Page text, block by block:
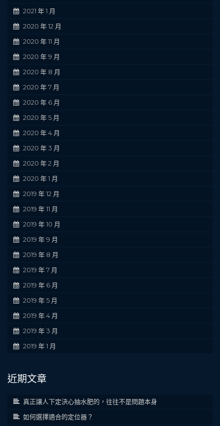
2021 年 1 月
2020 年 12 月
2020 年 11 月
2020 年 9 月
2020 年 8 月
2020 年 7 月
2020 年 6 月
2020 年 5 月
2020 年 4 月
2020 年 3 月
2020 年 2 月
2020 年 1 月
2019 年 12 月
2019 年 11 月
2019 年 10 月
2019 年 9 月
2019 年 8 月
2019 年 7 月
2019 年 6 月
2019 年 5 月
2019 年 4 月
2019 年 3 月
2019 年 1 月
近期文章
真正讓人下定決心抽水肥的，往往不是問題本身
如何選擇適合的定位器？